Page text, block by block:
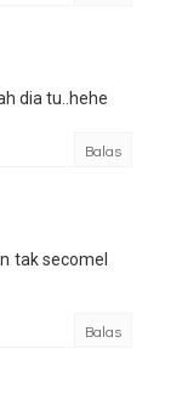
dia tu..hehe
Balas
tak secomel
Balas